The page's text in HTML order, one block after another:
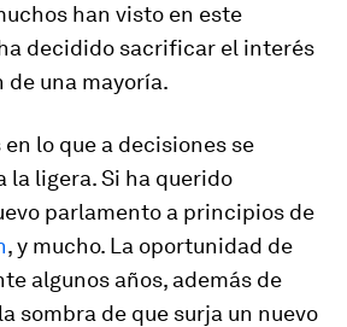
han visto en este
decidido sacrificar el interés
una mayoría.
lo que a decisiones se
la ligera. Si ha querido
parlamento a principios de
, y mucho. La oportunidad de
algunos años, además de
sombra de que surja un nuevo